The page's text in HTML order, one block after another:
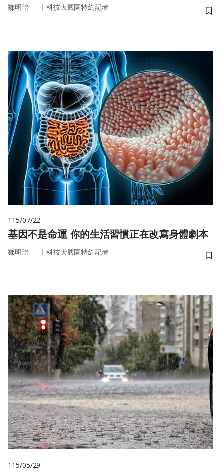
鄒明珆 ｜ 科技大觀園特約記者
儲
115/07/22
基因不是命運 你的生活習慣正在改寫身體劇本
鄒明珆 ｜ 科技大觀園特約記者
儲
115/05/29